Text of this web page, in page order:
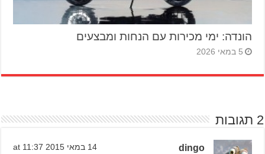
הונדה: ימי מכירות עם הנחות ומבצעים
5 במאי 2026
2 תגובות
dingo 14 במאי 2015 at 11:37